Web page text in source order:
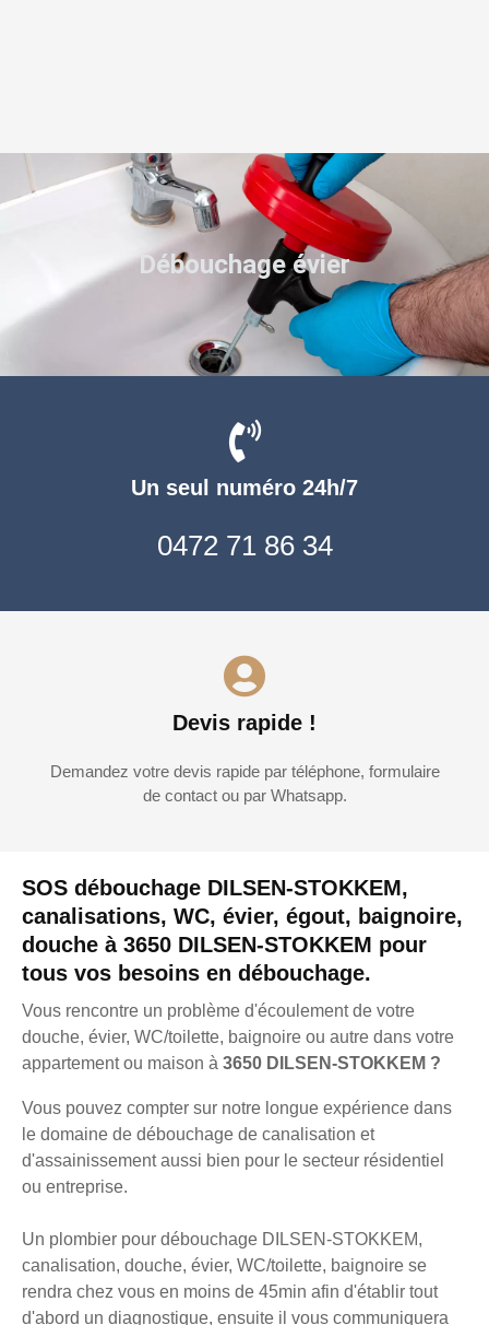
SOS débouchage DILSEN-STOKKEM,
canalisations, WC, évier, égout, baignoire,
douche à 3650 DILSEN-STOKKEM pour
tous vos besoins en débouchage.
Vous rencontre un problème d'écoulement de votre
douche, évier, WC/toilette, baignoire ou autre dans votre
appartement ou maison à 3650 DILSEN-STOKKEM ?
Vous pouvez compter sur notre longue expérience dans
le domaine de débouchage de canalisation et
d'assainissement aussi bien pour le secteur résidentiel
ou entreprise.
Un plombier pour débouchage DILSEN-STOKKEM,
canalisation, douche, évier, WC/toilette, baignoire se
rendra chez vous en moins de 45min afin d'établir tout
d'abord un diagnostique, ensuite il vous communiquera
Un seul numéro 24h/7
0472 71 86 34
Devis rapide !
Demandez votre devis rapide par téléphone, formulaire
de contact ou par Whatsapp.
Débouchage évier